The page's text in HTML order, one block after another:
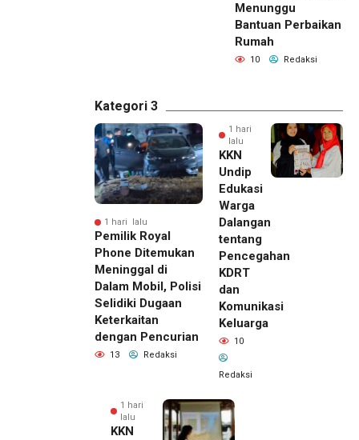
Menunggu
Bantuan Perbaikan
Rumah
10 Redaksi
Kategori 3
1 hari lalu
Pemilik Royal
Phone Ditemukan
Meninggal di
Dalam Mobil, Polisi
Selidiki Dugaan
Keterkaitan
dengan Pencurian
13 Redaksi
1 hari
lalu
KKN
Undip
Edukasi
Warga
Dalangan
tentang
Pencegahan
KDRT
dan
Komunikasi
Keluarga
10
Redaksi
1 hari
lalu
KKN